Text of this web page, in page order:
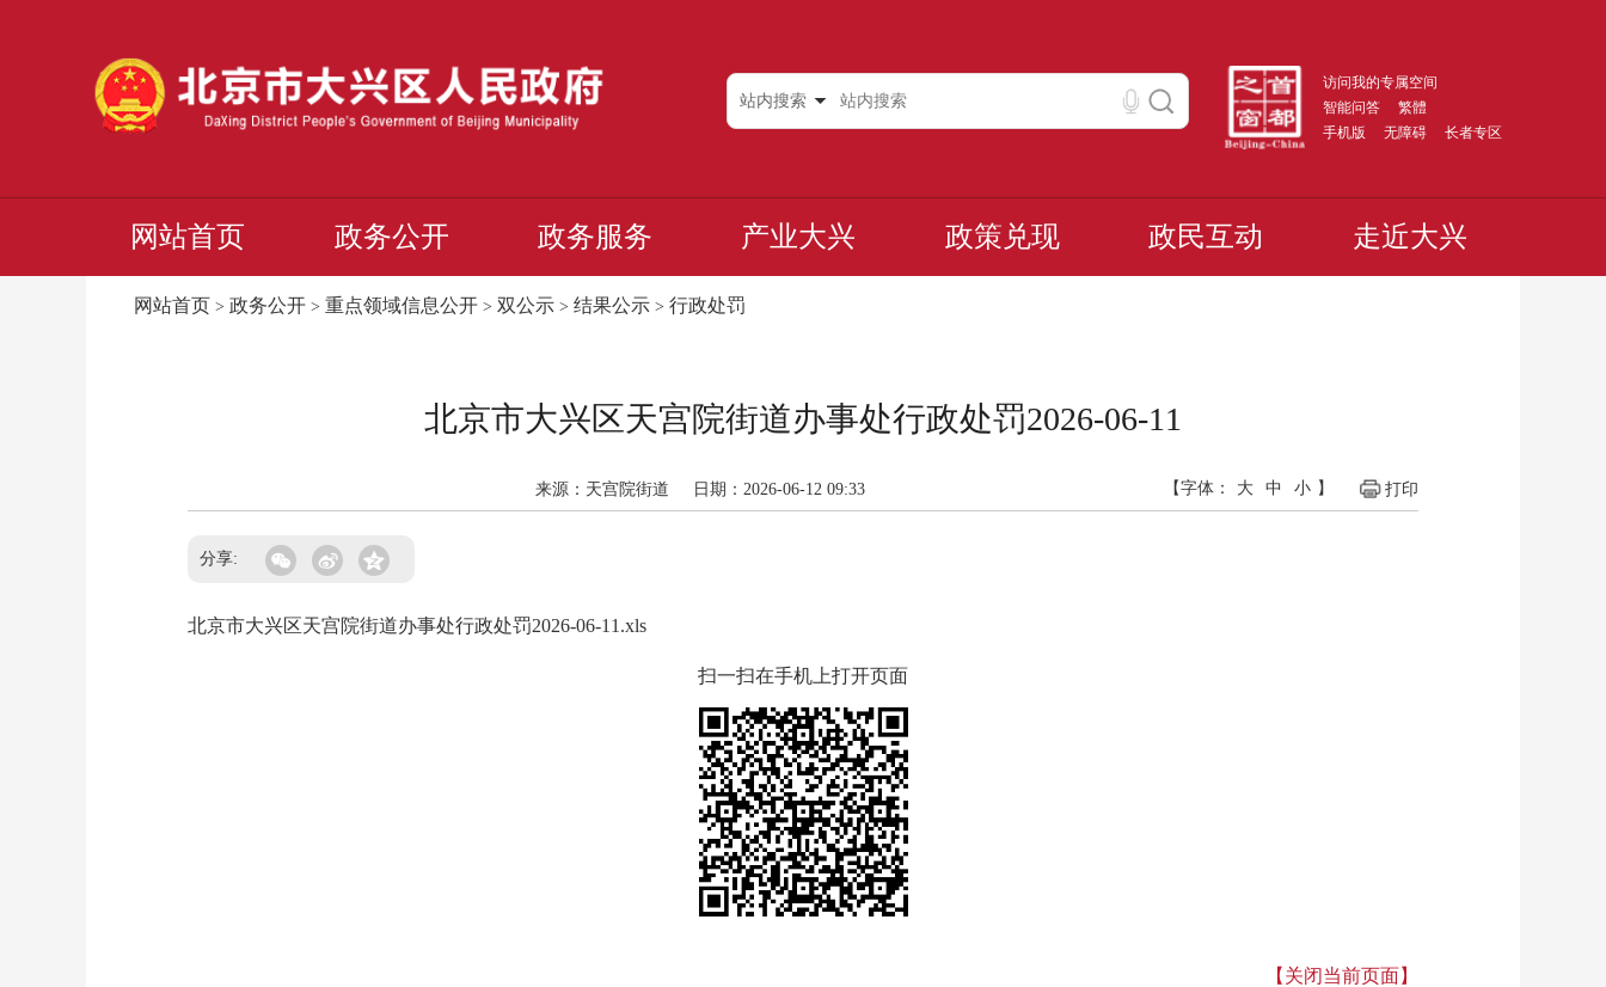
访问我的专属空间
智能问答
繁體
手机版
无障碍 长者专区
站内搜索
网站首页 政务公开 政务服务 产业大兴 政策兑现 政民互动 走近大兴
网站首页 > 政务公开 > 重点领域信息公开 > 双公示 > 结果公示 > 行政处罚
北京市大兴区天宫院街道办事处行政处罚2026-06-11
来源：天宫院街道 日期：2026-06-12 09:33 打印
【字体： 大 中 小 】
分享:
北京市大兴区天宫院街道办事处行政处罚2026-06-11.xls
扫一扫在手机上打开页面
【关闭当前页面】